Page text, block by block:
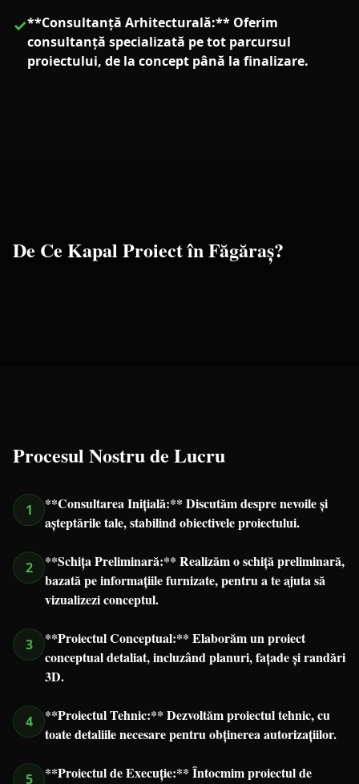
✓**Consultanță Arhitecturală:** Oferim
consultanță specializată pe tot parcursul
proiectului, de la concept până la finalizare.
De Ce Kapal Proiect înFăgăraș?
Procesul Nostru de Lucru
1
**Consultarea Inițială:** Discutăm despre nevoile și
așteptările tale, stabilind obiectivele proiectului.
2
**Schița Preliminară:** Realizăm o schiță preliminară,
bazată pe informațiile furnizate, pentru a te ajuta să
vizualizezi conceptul.
3
**Proiectul Conceptual:** Elaborăm un proiect
conceptual detaliat, incluzând planuri, fațade și randări
3D.
4
**Proiectul Tehnic:** Dezvoltăm proiectul tehnic, cu
toate detaliile necesare pentru obținerea autorizațiilor.
5
**Proiectul de Execuție:** Întocmim proiectul de